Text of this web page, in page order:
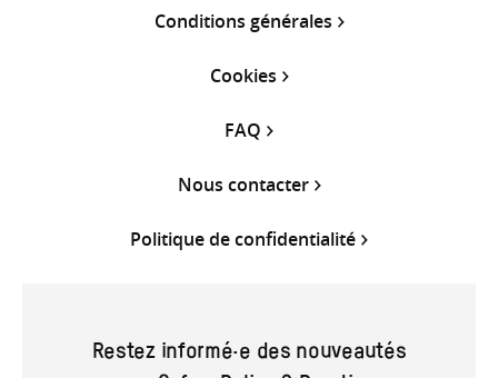
Conditions générales
Cookies
FAQ
Nous contacter
Politique de confidentialité
Restez informé·e des nouveautés